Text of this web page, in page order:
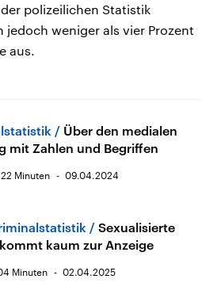
polizeilichen Statistik
jedoch weniger als vier Prozent
aus.
Über den medialen
mit Zahlen und Begriffen
Minuten 09.04.2024
Sexualisierte
kaum zur Anzeige
Minuten 02.04.2025